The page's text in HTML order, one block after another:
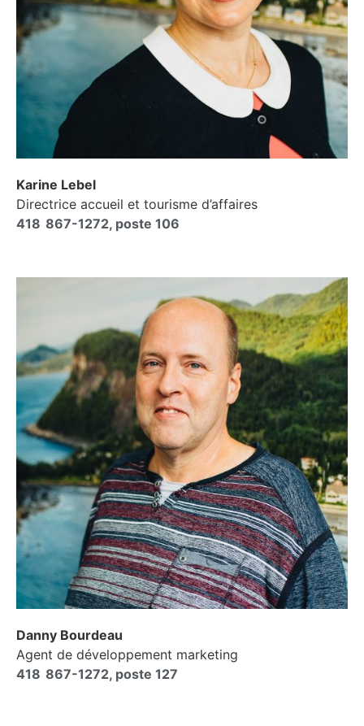
Karine Lebel
Directrice accueil et tourisme d’affaires
418 867-1272, poste 106
Danny Bourdeau
Agent de développement marketing
418 867-1272, poste 127